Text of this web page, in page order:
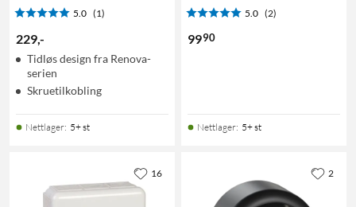
5.0 (1)
229,-
Tidløs design fra Renova-
serien
Skruetilkobling
Nettlager: 5+ st
5.0 (2)
9990
Nettlager: 5+ st
16 2